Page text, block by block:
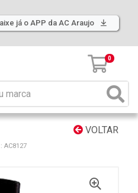
já o APP da AC Araujo
0
VOLTAR
AC8127